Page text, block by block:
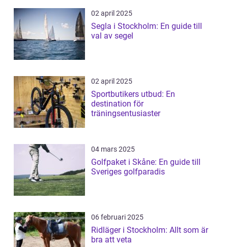
02 april 2025
Segla i Stockholm: En guide till
val av segel
02 april 2025
Sportbutikers utbud: En
destination för
träningsentusiaster
04 mars 2025
Golfpaket i Skåne: En guide till
Sveriges golfparadis
06 februari 2025
Ridläger i Stockholm: Allt som är
bra att veta